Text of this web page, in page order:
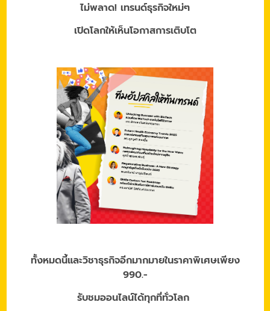
ไม่พลาด! เทรนด์ธุรกิจใหม่ๆ
เปิดโลกให้เห็นโอกาสการเติบโต
ทั้งหมดนี้และวิชาธุรกิจอีกมากมายในราคาพิเศษเพียง
990.-
รับชมออนไลน์ได้ทุกที่ทั่วโลก